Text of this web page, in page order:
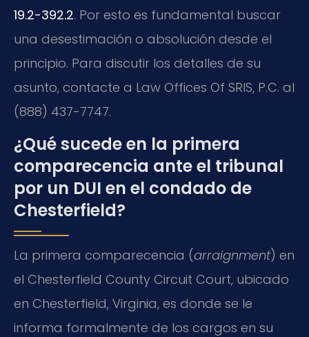
19.2-392.2. Por esto es fundamental buscar
una desestimación o absolución desde el
principio. Para discutir los detalles de su
asunto, contacte a Law Offices Of SRIS, P.C. al
(888) 437-7747.
¿Qué sucede en la primera
comparecencia ante el tribunal
por un DUI en el condado de
Chesterfield?
La primera comparecencia (arraignment) en
el Chesterfield County Circuit Court, ubicado
en Chesterfield, Virginia, es donde se le
informa formalmente de los cargos en su